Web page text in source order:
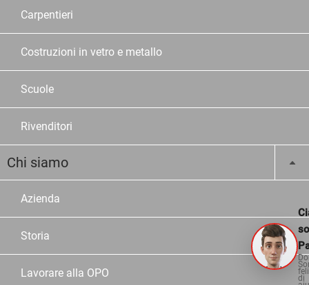
Carpentieri
Costruzioni in vetro e metallo
Scuole
Rivenditori
Chi siamo
Azienda
Storia
Lavorare alla OPO di